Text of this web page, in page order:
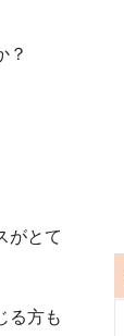
？
がとて
る方も